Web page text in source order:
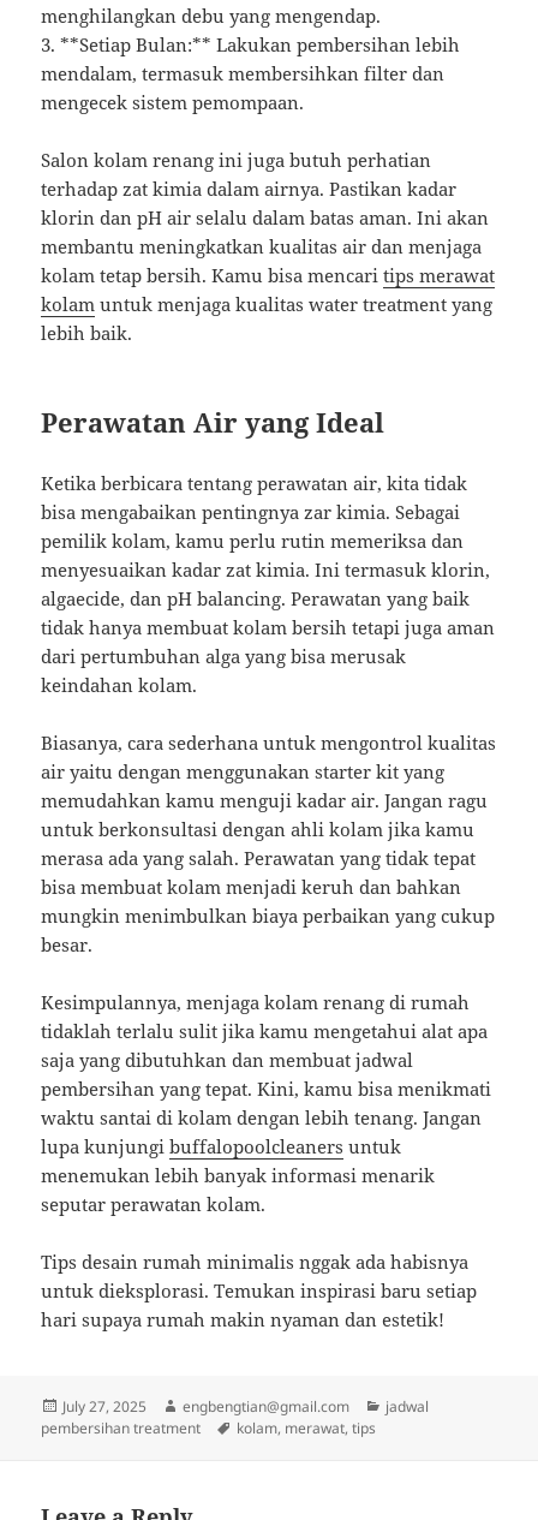
menghilangkan debu yang mengendap.
3. **Setiap Bulan:** Lakukan pembersihan lebih
mendalam, termasuk membersihkan filter dan
mengecek sistem pemompaan.
Salon kolam renang ini juga butuh perhatian
terhadap zat kimia dalam airnya. Pastikan kadar
klorin dan pH air selalu dalam batas aman. Ini akan
membantu meningkatkan kualitas air dan menjaga
kolam tetap bersih. Kamu bisa mencaritips merawat
kolam untuk menjaga kualitas water treatment yang
lebih baik.
Perawatan Air yang Ideal
Ketika berbicara tentang perawatan air, kita tidak
bisa mengabaikan pentingnya zar kimia. Sebagai
pemilik kolam, kamu perlu rutin memeriksa dan
menyesuaikan kadar zat kimia. Ini termasuk klorin,
algaecide, dan pH balancing. Perawatan yang baik
tidak hanya membuat kolam bersih tetapi juga aman
dari pertumbuhan alga yang bisa merusak
keindahan kolam.
Biasanya, cara sederhana untuk mengontrol kualitas
air yaitu dengan menggunakan starter kit yang
memudahkan kamu menguji kadar air. Jangan ragu
untuk berkonsultasi dengan ahli kolam jika kamu
merasa ada yang salah. Perawatan yang tidak tepat
bisa membuat kolam menjadi keruh dan bahkan
mungkin menimbulkan biaya perbaikan yang cukup
besar.
Kesimpulannya, menjaga kolam renang di rumah
tidaklah terlalu sulit jika kamu mengetahui alat apa
saja yang dibutuhkan dan membuat jadwal
pembersihan yang tepat. Kini, kamu bisa menikmati
waktu santai di kolam dengan lebih tenang. Jangan
lupa kunjungibuffalopoolcleaners untuk
menemukan lebih banyak informasi menarik
seputar perawatan kolam.
Tips desain rumah minimalis nggak ada habisnya
untuk dieksplorasi. Temukan inspirasi baru setiap
hari supaya rumah makin nyaman dan estetik!
Posted
on
July 27, 2025 Author
engbengtian@gmail.com Categories
jadwal
pembersihan treatment
Tags
kolam, merawat,tips